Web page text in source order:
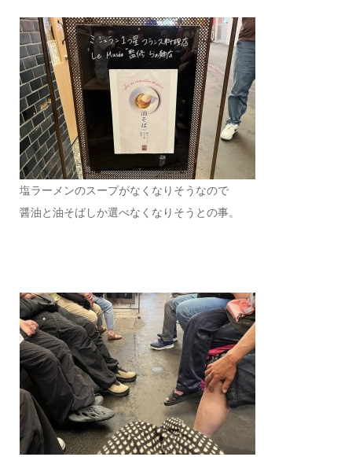
塩ラーメンのスープがなくなりそうなので
醤油と油そばしか選べなくなりそうとの事。